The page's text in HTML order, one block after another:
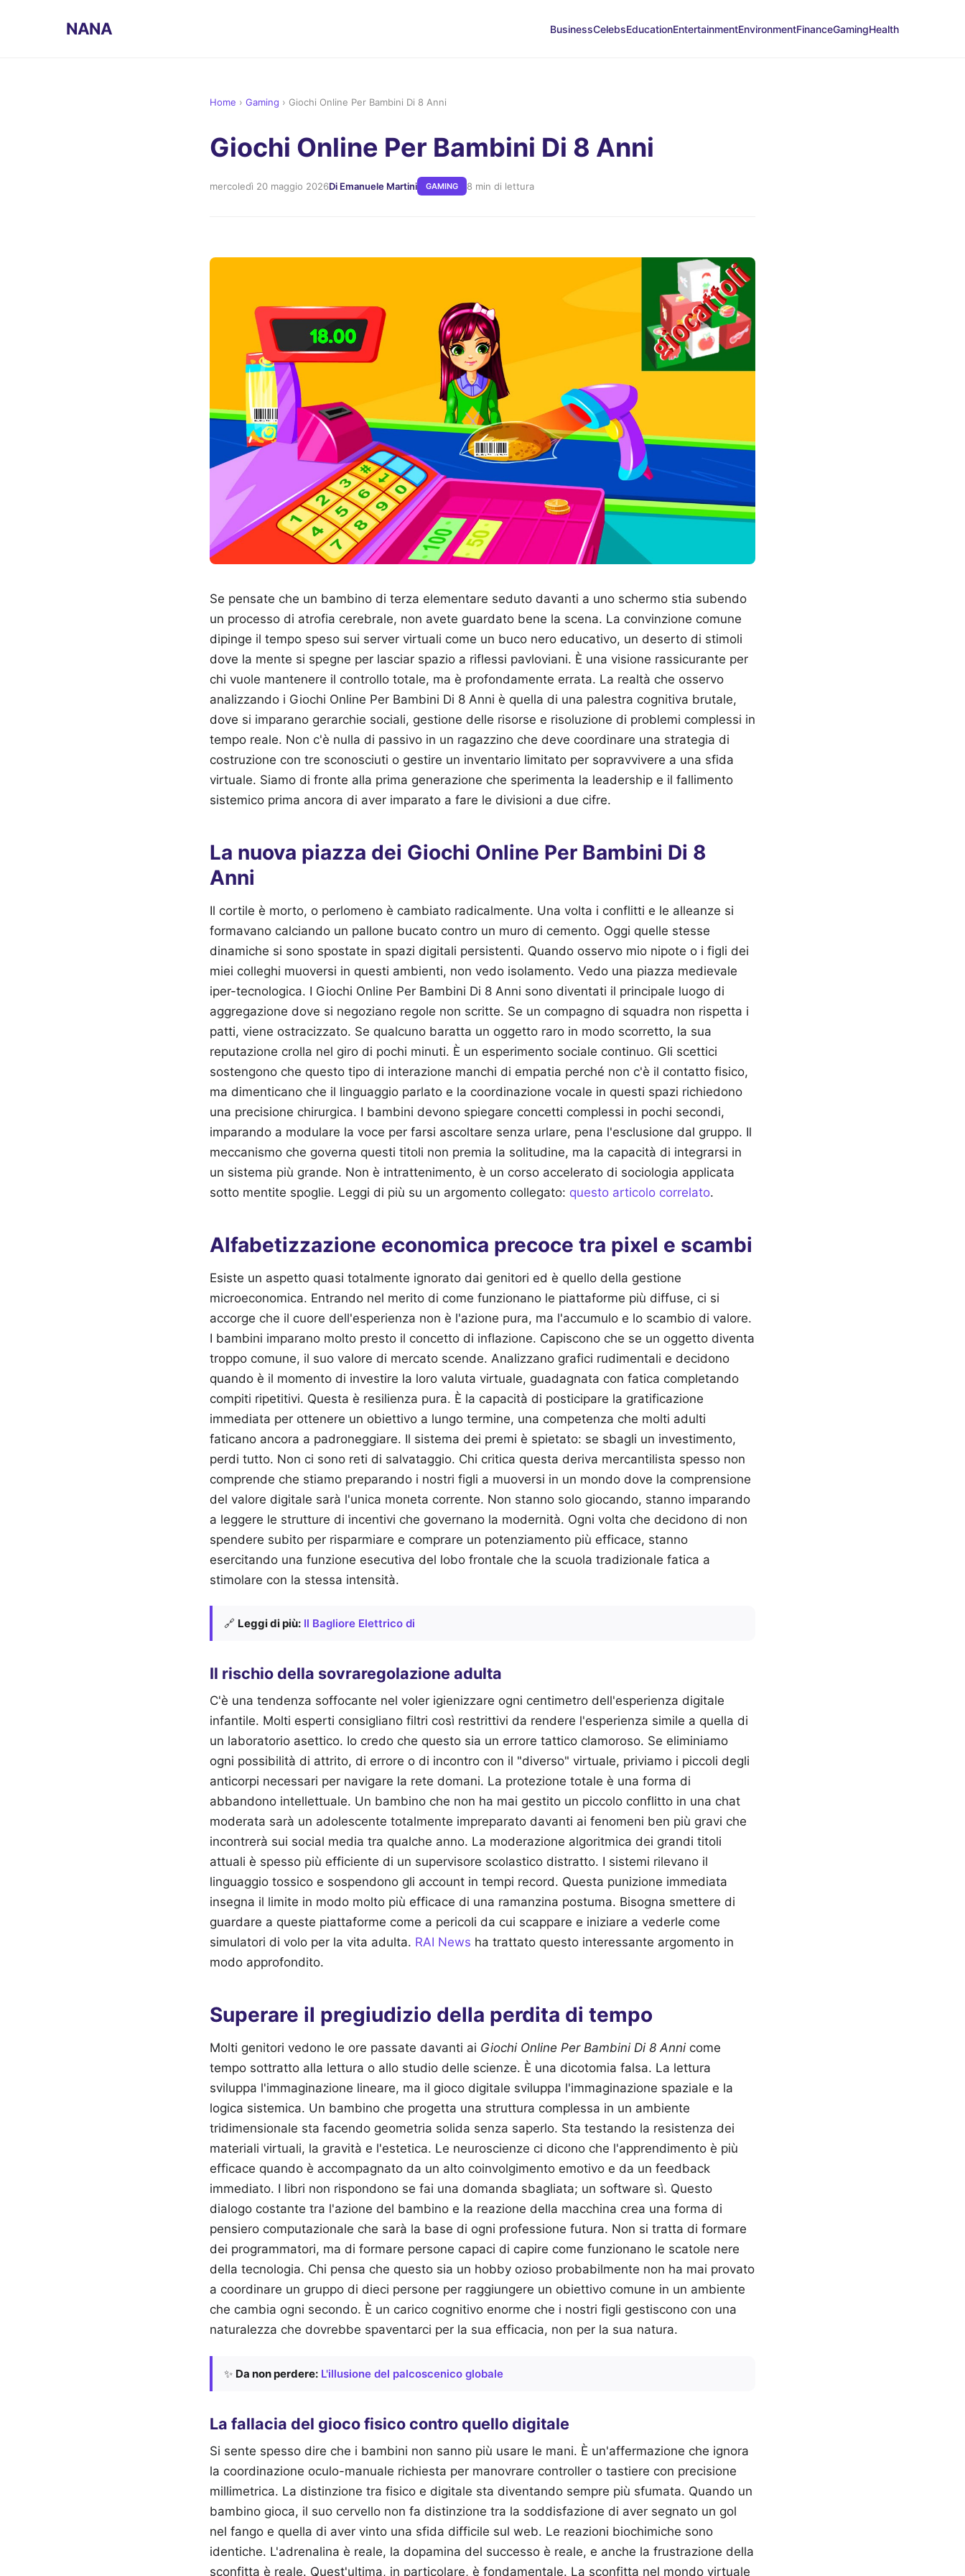
NANA BusinessCelebsEducationEntertainmentEnvironmentFinanceGamingHealth
Home › Gaming › Giochi Online Per Bambini Di 8 Anni
Giochi Online Per Bambini Di 8 Anni
mercoledì 20 maggio 2026Di Emanuele Martini GAMING 8 min di lettura
Se pensate che un bambino di terza elementare seduto davanti a uno schermo stia subendo
un processo di atrofia cerebrale, non avete guardato bene la scena. La convinzione comune
dipinge il tempo speso sui server virtuali come un buco nero educativo, un deserto di stimoli
dove la mente si spegne per lasciar spazio a riflessi pavloviani. È una visione rassicurante per
chi vuole mantenere il controllo totale, ma è profondamente errata. La realtà che osservo
analizzando i Giochi Online Per Bambini Di 8 Anni è quella di una palestra cognitiva brutale,
dove si imparano gerarchie sociali, gestione delle risorse e risoluzione di problemi complessi in
tempo reale. Non c'è nulla di passivo in un ragazzino che deve coordinare una strategia di
costruzione con tre sconosciuti o gestire un inventario limitato per sopravvivere a una sfida
virtuale. Siamo di fronte alla prima generazione che sperimenta la leadership e il fallimento
sistemico prima ancora di aver imparato a fare le divisioni a due cifre.
La nuova piazza dei Giochi Online Per Bambini Di 8
Anni
Il cortile è morto, o perlomeno è cambiato radicalmente. Una volta i conflitti e le alleanze si
formavano calciando un pallone bucato contro un muro di cemento. Oggi quelle stesse
dinamiche si sono spostate in spazi digitali persistenti. Quando osservo mio nipote o i figli dei
miei colleghi muoversi in questi ambienti, non vedo isolamento. Vedo una piazza medievale
iper-tecnologica. I Giochi Online Per Bambini Di 8 Anni sono diventati il principale luogo di
aggregazione dove si negoziano regole non scritte. Se un compagno di squadra non rispetta i
patti, viene ostracizzato. Se qualcuno baratta un oggetto raro in modo scorretto, la sua
reputazione crolla nel giro di pochi minuti. È un esperimento sociale continuo. Gli scettici
sostengono che questo tipo di interazione manchi di empatia perché non c'è il contatto fisico,
ma dimenticano che il linguaggio parlato e la coordinazione vocale in questi spazi richiedono
una precisione chirurgica. I bambini devono spiegare concetti complessi in pochi secondi,
imparando a modulare la voce per farsi ascoltare senza urlare, pena l'esclusione dal gruppo. Il
meccanismo che governa questi titoli non premia la solitudine, ma la capacità di integrarsi in
un sistema più grande. Non è intrattenimento, è un corso accelerato di sociologia applicata
sotto mentite spoglie. Leggi di più su un argomento collegato: questo articolo correlato.
Alfabetizzazione economica precoce tra pixel e scambi
Esiste un aspetto quasi totalmente ignorato dai genitori ed è quello della gestione
microeconomica. Entrando nel merito di come funzionano le piattaforme più diffuse, ci si
accorge che il cuore dell'esperienza non è l'azione pura, ma l'accumulo e lo scambio di valore.
I bambini imparano molto presto il concetto di inflazione. Capiscono che se un oggetto diventa
troppo comune, il suo valore di mercato scende. Analizzano grafici rudimentali e decidono
quando è il momento di investire la loro valuta virtuale, guadagnata con fatica completando
compiti ripetitivi. Questa è resilienza pura. È la capacità di posticipare la gratificazione
immediata per ottenere un obiettivo a lungo termine, una competenza che molti adulti
faticano ancora a padroneggiare. Il sistema dei premi è spietato: se sbagli un investimento,
perdi tutto. Non ci sono reti di salvataggio. Chi critica questa deriva mercantilista spesso non
comprende che stiamo preparando i nostri figli a muoversi in un mondo dove la comprensione
del valore digitale sarà l'unica moneta corrente. Non stanno solo giocando, stanno imparando
a leggere le strutture di incentivi che governano la modernità. Ogni volta che decidono di non
spendere subito per risparmiare e comprare un potenziamento più efficace, stanno
esercitando una funzione esecutiva del lobo frontale che la scuola tradizionale fatica a
stimolare con la stessa intensità.
🔗 Leggi di più: Il Bagliore Elettrico di
Il rischio della sovraregolazione adulta
C'è una tendenza soffocante nel voler igienizzare ogni centimetro dell'esperienza digitale
infantile. Molti esperti consigliano filtri così restrittivi da rendere l'esperienza simile a quella di
un laboratorio asettico. Io credo che questo sia un errore tattico clamoroso. Se eliminiamo
ogni possibilità di attrito, di errore o di incontro con il "diverso" virtuale, priviamo i piccoli degli
anticorpi necessari per navigare la rete domani. La protezione totale è una forma di
abbandono intellettuale. Un bambino che non ha mai gestito un piccolo conflitto in una chat
moderata sarà un adolescente totalmente impreparato davanti ai fenomeni ben più gravi che
incontrerà sui social media tra qualche anno. La moderazione algoritmica dei grandi titoli
attuali è spesso più efficiente di un supervisore scolastico distratto. I sistemi rilevano il
linguaggio tossico e sospendono gli account in tempi record. Questa punizione immediata
insegna il limite in modo molto più efficace di una ramanzina postuma. Bisogna smettere di
guardare a queste piattaforme come a pericoli da cui scappare e iniziare a vederle come
simulatori di volo per la vita adulta. RAI News ha trattato questo interessante argomento in
modo approfondito.
Superare il pregiudizio della perdita di tempo
Molti genitori vedono le ore passate davanti ai Giochi Online Per Bambini Di 8 Anni come
tempo sottratto alla lettura o allo studio delle scienze. È una dicotomia falsa. La lettura
sviluppa l'immaginazione lineare, ma il gioco digitale sviluppa l'immaginazione spaziale e la
logica sistemica. Un bambino che progetta una struttura complessa in un ambiente
tridimensionale sta facendo geometria solida senza saperlo. Sta testando la resistenza dei
materiali virtuali, la gravità e l'estetica. Le neuroscienze ci dicono che l'apprendimento è più
efficace quando è accompagnato da un alto coinvolgimento emotivo e da un feedback
immediato. I libri non rispondono se fai una domanda sbagliata; un software sì. Questo
dialogo costante tra l'azione del bambino e la reazione della macchina crea una forma di
pensiero computazionale che sarà la base di ogni professione futura. Non si tratta di formare
dei programmatori, ma di formare persone capaci di capire come funzionano le scatole nere
della tecnologia. Chi pensa che questo sia un hobby ozioso probabilmente non ha mai provato
a coordinare un gruppo di dieci persone per raggiungere un obiettivo comune in un ambiente
che cambia ogni secondo. È un carico cognitivo enorme che i nostri figli gestiscono con una
naturalezza che dovrebbe spaventarci per la sua efficacia, non per la sua natura.
✨ Da non perdere: L'illusione del palcoscenico globale
La fallacia del gioco fisico contro quello digitale
Si sente spesso dire che i bambini non sanno più usare le mani. È un'affermazione che ignora
la coordinazione oculo-manuale richiesta per manovrare controller o tastiere con precisione
millimetrica. La distinzione tra fisico e digitale sta diventando sempre più sfumata. Quando un
bambino gioca, il suo cervello non fa distinzione tra la soddisfazione di aver segnato un gol
nel fango e quella di aver vinto una sfida difficile sul web. Le reazioni biochimiche sono
identiche. L'adrenalina è reale, la dopamina del successo è reale, e anche la frustrazione della
sconfitta è reale. Quest'ultima, in particolare, è fondamentale. La sconfitta nel mondo virtuale